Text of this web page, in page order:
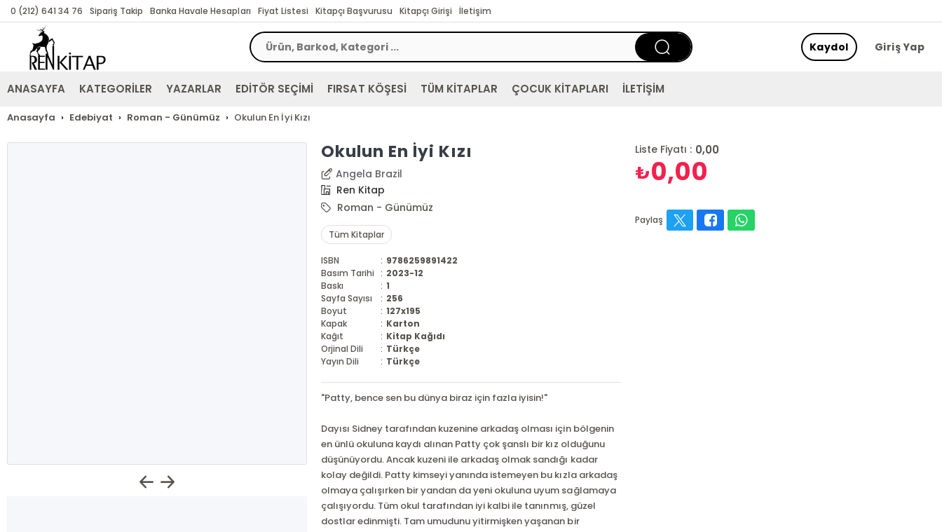
0 (212) 641 34 76 Sipariş Takip Banka Havale Hesapları Fiyat Listesi Kitapçı Başvurusu Kitapçı Girişi İletişim
Giriş Yap
Kaydol
ANASAYFA KATEGORİLER YAZARLAR EDİTÖR SEÇİMİ FIRSAT KÖŞESİ TÜM KİTAPLAR ÇOCUK KİTAPLARI İLETİŞİM
Anasayfa Edebiyat Roman - Günümüz Okulun En İyi Kızı
Okulun En İyi Kızı
Angela Brazil
Ren Kitap
Roman - Günümüz
Tüm Kitaplar
ISBN : 9786259891422
Basım Tarihi : 2023-12
Baskı
: 1
Sayfa Sayısı
: 256
Boyut
: 127x195
Kapak
: Karton
Kağıt
: Kitap Kağıdı
Orjinal Dili
: Türkçe
Yayın Dili
: Türkçe
"Patty, bence sen bu dünya biraz için fazla iyisin!"
Dayısı Sidney tarafından kuzenine arkadaş olması için bölgenin
en ünlü okuluna kaydı alınan Patty çok şanslı bir kız olduğunu
düşünüyordu. Ancak kuzeni ile arkadaş olmak sandığı kadar
kolay değildi. Patty kimseyi yanında istemeyen bu kızla arkadaş
olmaya çalışırken bir yandan da yeni okuluna uyum sağlamaya
çalışıyordu. Tüm okul tarafından iyi kalbi ile tanınmış, güzel
dostlar edinmişti. Tam umudunu yitirmişken yaşanan bir
Liste Fiyatı : 0,00
₺0,00
Paylaş